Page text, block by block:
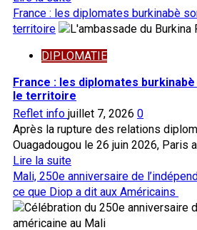
Niger
au
Burkina
savoir
plus
Coopération
l’AES
et
la
Russie
consolident
leur
partenariat
à
Niamey
France : les diplomates burkinabè
territoire
DIPLOMATIE
France : les diplomates
le territoire
Reflet info juillet 7, 2026 0
Après la rupture des relations
Ouagadougou le 26 juin 2026, Paris
Lire la suiteEn
savoir
plus
sur
France :
Mali, 250e anniversaire de
ce que Diop a dit aux Américains